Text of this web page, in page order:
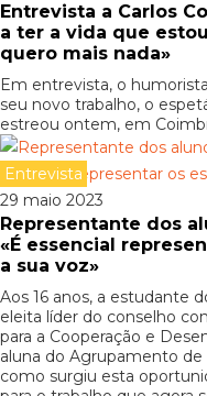
Entrevista a Carlos
a ter a vida que
quero mais nada»
Em entrevista, o
seu novo trabalho, o
estreou ontem, em
Entrevista
29 maio 2023
Representante dos
«É essencial
a sua voz»
Aos 16 anos, a estudante
eleita líder do conselho
para a Cooperação e
aluna do Agrupamento de
como surgiu esta